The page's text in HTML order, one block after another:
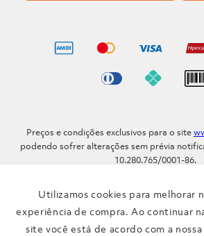
Utilizamos cookies para melhorar
experiência de compra. Ao continuar
site você está de acordo com a
Preços e condições exclusivos para o site
podendo sofrer alterações sem prévia
10.280.765/0001-86.
91.110-001
Telefone: (51) 3371-